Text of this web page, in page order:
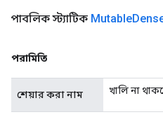
পাবলিক স্ট্যাটিক Mutable
পরামিতি
শেয়ার করা নাম খালি না